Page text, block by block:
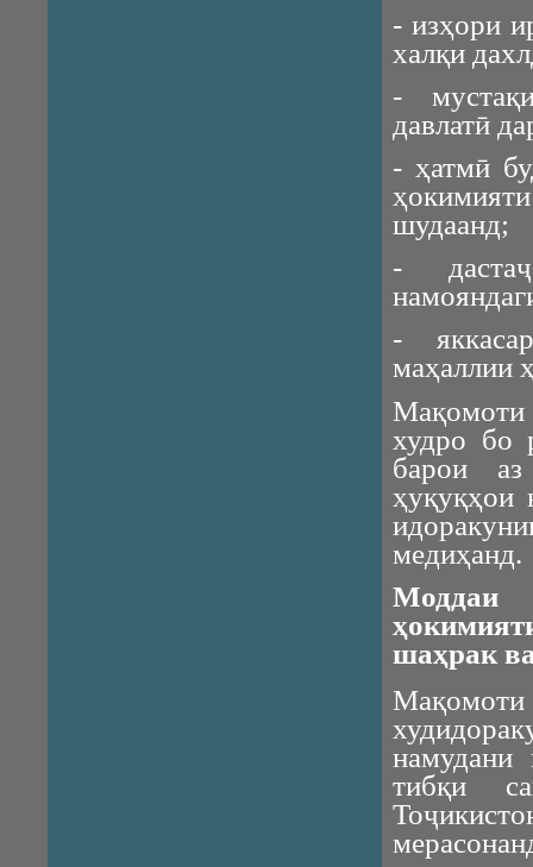
- изҳори
халқи
-
давлатӣ
- ҳатмӣ
шудаанд;
-
-
маҳаллии
Мақомоти
худро бо
барои
ҳуқуқҳои
медиҳанд.
Моддаи
шаҳрак
Мақомоти
намудани
тибқи